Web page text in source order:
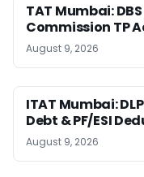
TAT Mumbai:
Commission TP
August 9, 2026
ITAT Mumbai:
Debt & PF/ESI
August 9, 2026